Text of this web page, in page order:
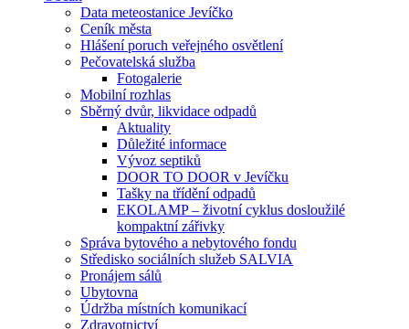
Data meteostanice Jevíčko
Ceník města
Hlášení poruch veřejného osvětlení
Pečovatelská služba
Fotogalerie
Mobilní rozhlas
Sběrný dvůr, likvidace odpadů
Aktuality
Důležité informace
Vývoz septiků
DOOR TO DOOR v Jevíčku
Tašky na třídění odpadů
EKOLAMP – životní cyklus dosloužilé
kompaktní zářivky
Správa bytového a nebytového fondu
Středisko sociálních služeb SALVIA
Pronájem sálů
Ubytovna
Údržba místních komunikací
Zdravotnictví